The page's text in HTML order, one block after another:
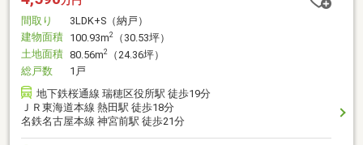
間取り
3LDK+S（納戸）
建物面積 100.93m2
（30.53坪）
土地面積 80.56m2
（24.36坪）
総戸数
1戸
地下鉄桜通線 瑞穂区役所駅 徒歩19分
ＪＲ東海道本線 熱田駅 徒歩18分
名鉄名古屋本線 神宮前駅 徒歩21分